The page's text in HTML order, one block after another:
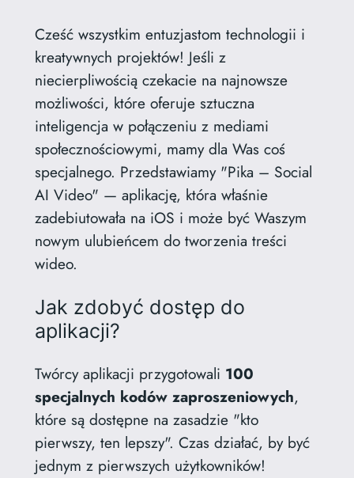
Cześć wszystkim entuzjastom technologii i
kreatywnych projektów! Jeśli z
niecierpliwością czekacie na najnowsze
możliwości, które oferuje sztuczna
inteligencja w połączeniu z mediami
społecznościowymi, mamy dla Was coś
specjalnego. Przedstawiamy "Pika – Social
AI Video" — aplikację, która właśnie
zadebiutowała na iOS i może być Waszym
nowym ulubieńcem do tworzenia treści
wideo.
Jak zdobyć dostęp do
aplikacji?
Twórcy aplikacji przygotowali 100
specjalnych kodów zaproszeniowych,
które są dostępne na zasadzie "kto
pierwszy, ten lepszy". Czas działać, by być
jednym z pierwszych użytkowników!